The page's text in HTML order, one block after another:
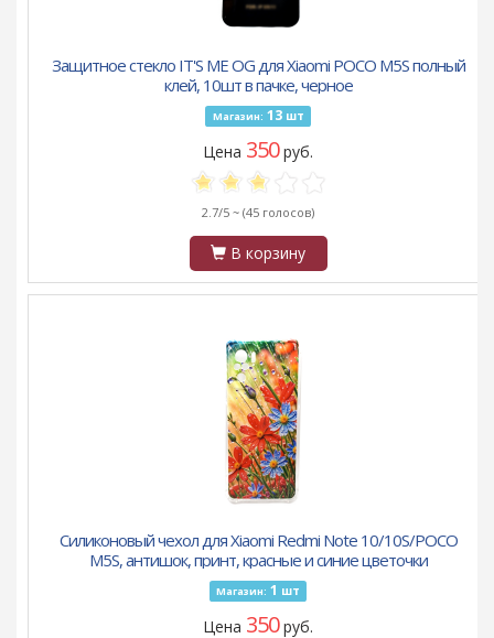
Защитное стекло IT'S ME OG для Xiaomi POCO M5S полный
клей, 10шт в пачке, черное
Магазин: 13шт
Цена 350руб.
2.7/5 ~ (45 голосов)
В корзину
Силиконовый чехол для Xiaomi Redmi Note 10/10S/POCO
M5S, антишок, принт, красные и синие цветочки
Магазин: 1 шт
Цена 350руб.